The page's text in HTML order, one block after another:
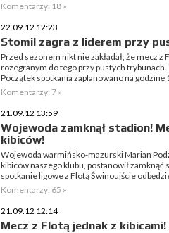
Komentarzy: 18 »
22.09.12 12:23
Stomil zagra z liderem przy
Przed sezonem nikt nie zakładał, że mecz
rozegranym do tego przy pustych
Początek spotkania zaplanowano na godzinę
Komentarzy: 7 »
21.09.12 13:59
Wojewoda zamknął stadion!
kibiców!
Wojewoda warmińsko-mazurski Marian
kibiców naszego klubu, postanowił zamknąć
spotkanie ligowe z Flotą Świnoujście
Komentarzy: 65 »
21.09.12 12:14
Mecz z Flotą jednak z kibicami!